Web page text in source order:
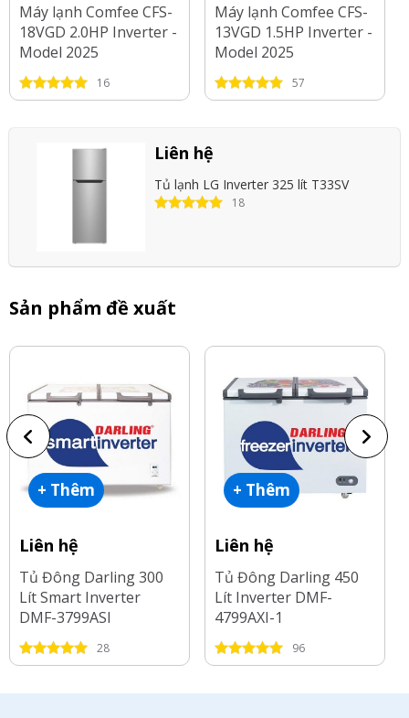
Máy lạnh Comfee CFS-
18VGD 2.0HP Inverter -
Model 2025
16
Máy lạnh Comfee CFS-
13VGD 1.5HP Inverter -
Model 2025
57
Liên hệ
Tủ lạnh LG Inverter 325 lít T33SV
18
Sản phẩm đề xuất
+ Thêm
Liên hệ
Tủ Đông Darling 300
Lít Smart Inverter
DMF-3799ASI
28
+ Thêm
Liên hệ
Tủ Đông Darling 450
Lít Inverter DMF-
4799AXI-1
96